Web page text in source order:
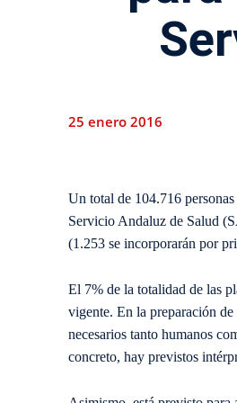
25 enero 2016
Un total de 104.716
Servicio Andaluz de Salud
(1.253 se incorporarán por
El 7% de la totalidad de las
vigente. En la preparación
necesarios tanto humanos
concreto, hay previstos